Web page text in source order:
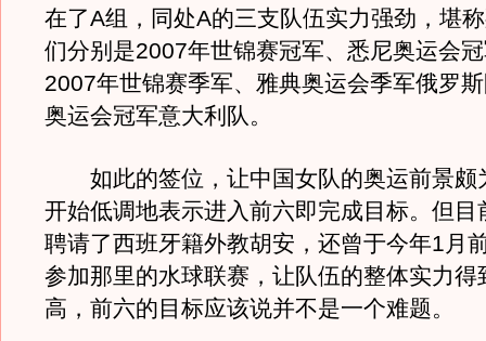
在了A组，同处A的三支队伍实力强劲，堪
们分别是2007年世锦赛冠军、悉尼奥运会
2007年世锦赛季军、雅典奥运会季军俄罗
奥运会冠军意大利队。
如此的签位，让中国女队的奥运前景颇
开始低调地表示进入前六即完成目标。但目
聘请了西班牙籍外教胡安，还曾于今年1月
参加那里的水球联赛，让队伍的整体实力得
高，前六的目标应该说并不是一个难题。